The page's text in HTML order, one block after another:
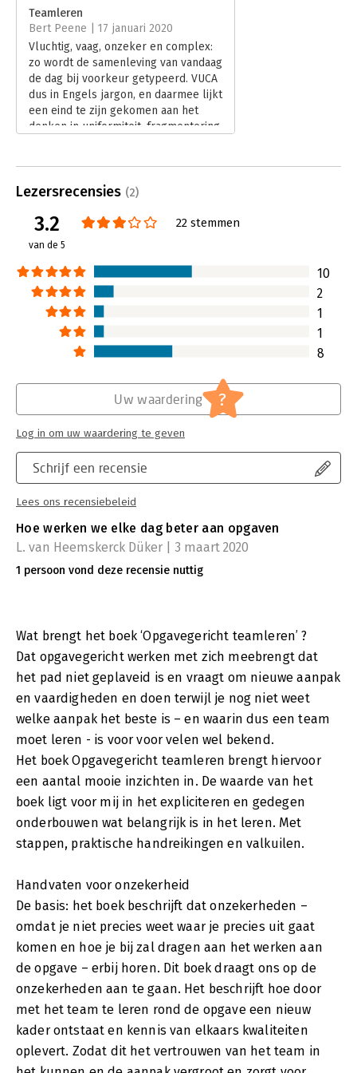
Verschijningsdatum:
Hoofdrubriek: Algemeen management
Teamleren
Bert Peene | 17 januari 2020
Vluchtig, vaag, onzeker en complex:
zo wordt de samenleving van vandaag
de dag bij voorkeur getypeerd. VUCA
dus in Engels jargon, en daarmee lijkt
een eind te zijn gekomen aan het
denken in uniformiteit, fragmentering
we zeker: organiseren moet anders.
plaatsmaken voor onderlinge
afhankelijkheid, zelforganisatie,
daar toch tenminste hun meerdere in
erkennen.
Lezersrecensies (2)
3.2
van de 5
22 stemmen
10
2
1
1
8
Schrijf een recensie
Lees ons recensiebeleid
Uw waardering ?
Log in om uw waardering te geven
Hoe werken we elke dag beter aan opgaven
L. van Heemskerck Düker | 3 maart 2020
1 persoon vond deze recensie nuttig
Wat brengt het boek ‘Opgavegericht teamleren’ ?
Dat opgavegericht werken met zich meebrengt dat
het pad niet geplaveid is en vraagt om nieuwe aanpak
en vaardigheden en doen terwijl je nog niet weet
welke aanpak het beste is – en waarin dus een team
moet leren - is voor voor velen wel bekend.
Het boek Opgavegericht teamleren brengt hiervoor
een aantal mooie inzichten in. De waarde van het
boek ligt voor mij in het expliciteren en gedegen
onderbouwen wat belangrijk is in het leren. Met
stappen, praktische handreikingen en valkuilen.
Handvaten voor onzekerheid
De basis: het boek beschrijft dat onzekerheden –
omdat je niet precies weet waar je precies uit gaat
komen en hoe je bij zal dragen aan het werken aan
de opgave – erbij horen. Dit boek draagt ons op de
onzekerheden aan te gaan. Het beschrijft hoe door
met het team te leren rond de opgave een nieuw
kader ontstaat en kennis van elkaars kwaliteiten
oplevert. Zodat dit het vertrouwen van het team in